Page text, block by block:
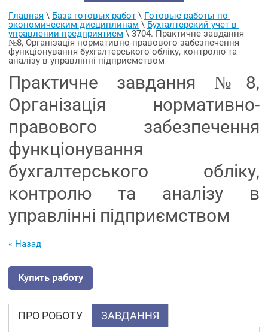
Главная \ База готовых работ \ Готовые работы по
экономическим дисциплинам \ Бухгалтерский учет в
управлении предприятием \ 3704. Практичне завдання
№8, Організація нормативно-правового забезпечення
функціонування бухгалтерського обліку, контролю та
аналізу в управлінні підприємством
Практичне завдання №8,
Організація нормативно-
правового забезпечення
функціонування
бухгалтерського обліку,
контролю та аналізу в
управлінні підприємством
« Назад
Купить работу
ПРО РОБОТУ ЗАВДАННЯ